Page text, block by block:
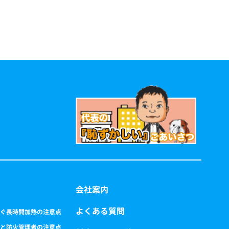
長時間加熱の注意点
防火管理者の注意点
会社案内
よくある質問